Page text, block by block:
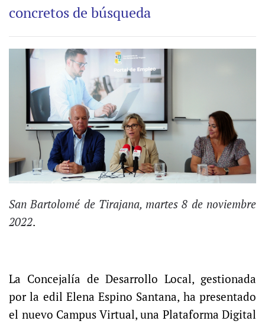
concretos de búsqueda
San Bartolomé de Tirajana, martes 8 de noviembre
2022.
La Concejalía de Desarrollo Local, gestionada
por la edil Elena Espino Santana, ha presentado
el nuevo Campus Virtual, una Plataforma Digital